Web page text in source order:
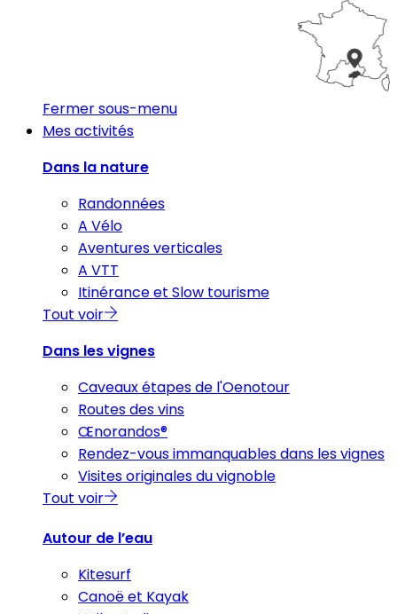
Fermer sous-menu
Mes activités
Dans la nature
Randonnées
A Vélo
Aventures verticales
A VTT
Itinérance et Slow tourisme
Tout voir
Dans les vignes
Caveaux étapes de l'Oenotour
Routes des vins
Œnorandos®
Rendez-vous immanquables dans les vignes
Visites originales du vignoble
Tout voir
Autour de l’eau
Kitesurf
Canoë et Kayak